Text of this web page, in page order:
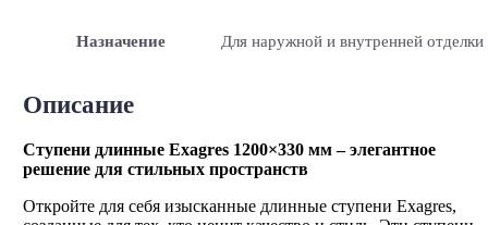
Назначение Для наружной и внутренней отделки
Описание
Ступени длинные Exagres 1200×330 мм – элегантное
решение для стильных пространств
Откройте для себя изысканные длинные ступени Exagres,